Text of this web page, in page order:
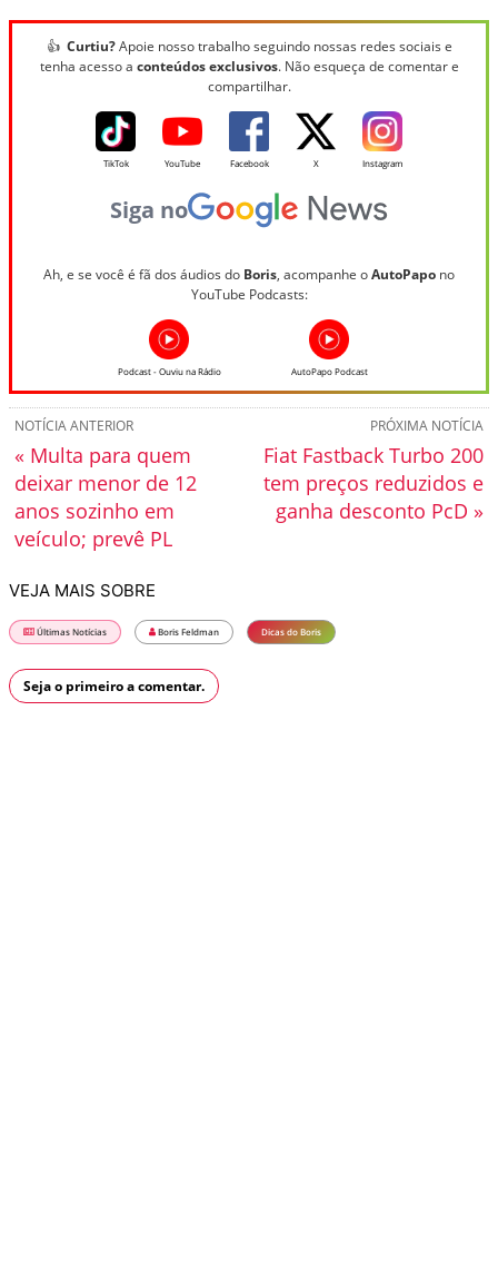
👍 Curtiu?Apoie nosso trabalho seguindo nossas redes sociais e
tenha acesso a conteúdos exclusivos. Não esqueça de comentar e
compartilhar.
TikTok YouTube Facebook X Instagram
Siga no
Ah, e se você é fã dos áudios do Boris, acompanhe oAutoPapo no
YouTube Podcasts:
Podcast - Ouviu na Rádio AutoPapo Podcast
PRÓXIMA NOTÍCIA
Fiat Fastback Turbo 200
tem preços reduzidos e
ganha desconto PcD »
NOTÍCIA ANTERIOR
« Multa para quem
deixar menor de 12
anos sozinho em
veículo; prevê PL
VEJA MAIS SOBRE
Últimas Notícias Boris Feldman Dicas do Boris
Seja o primeiro a comentar.